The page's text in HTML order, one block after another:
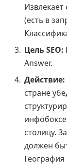
(есть в
Цель SEO:
Answer.
Действие:
стране
столицу.
должен